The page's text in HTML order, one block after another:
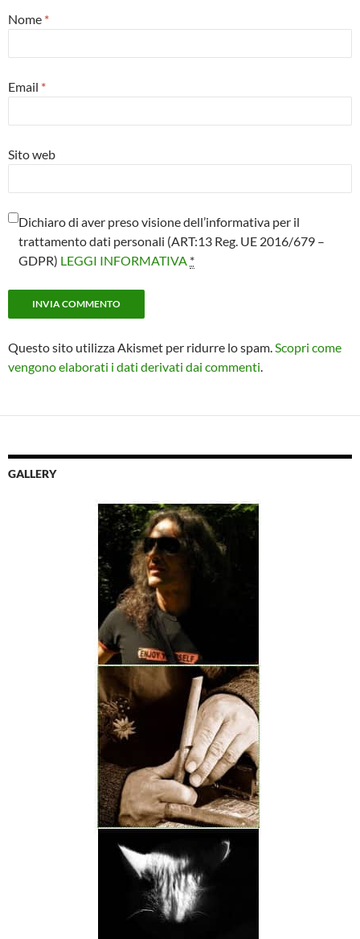
Nome *
Email *
Sito web
Dichiaro di aver preso visione dell’informativa per il
trattamento dati personali (ART:13 Reg. UE 2016/679 –
GDPR) LEGGI INFORMATIVA *
Questo sito utilizza Akismet per ridurre lo spam. Scopri come
vengono elaborati i dati derivati dai commenti
GALLERY